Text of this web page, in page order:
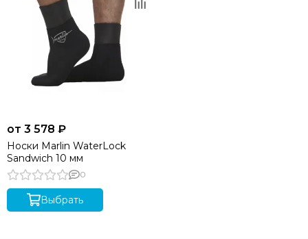
от 3 578 ₽
Носки Marlin WaterLock
Sandwich 10 мм
0
Выбрать